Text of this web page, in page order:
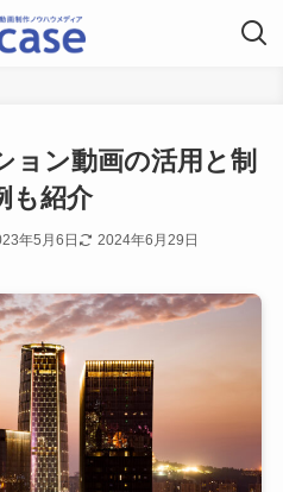
ョン動画の活用と制
も紹介
年5月6日 2024年6月29日